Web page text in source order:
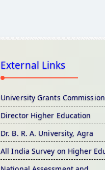
External Links
University Grants Commission
Director Higher Education
Dr. B. R. A. University, Agra
All India Survey on Higher